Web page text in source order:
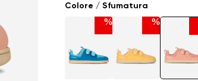
Colore / Sfumatura
% %